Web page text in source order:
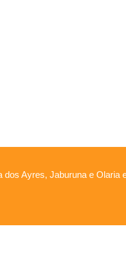
Ayres, Jaburuna e Olaria